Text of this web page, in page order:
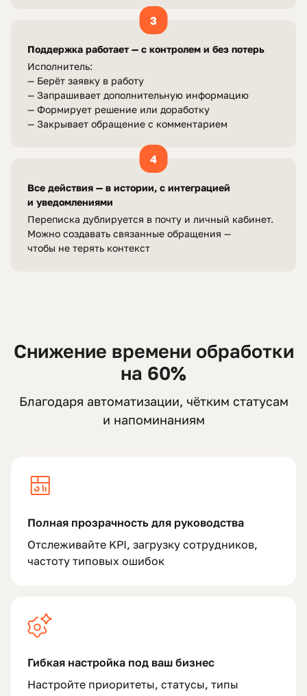
3
Поддержка работает — с контролем и без потерь
Исполнитель:
— Берёт заявку в работу
— Запрашивает дополнительную информацию
— Формирует решение или доработку
— Закрывает обращение с комментарием
4
Все действия — в истории, с интеграцией
и уведомлениями
Переписка дублируется в почту и личный кабинет.
Можно создавать связанные обращения —
чтобы не терять контекст
Снижение времени обработки
на 60%
Благодаря автоматизации, чётким статусам
и напоминаниям
Полная прозрачность для руководства
Отслеживайте KPI, загрузку сотрудников,
частоту типовых ошибок
Гибкая настройка под ваш бизнес
Настройте приоритеты, статусы, типы